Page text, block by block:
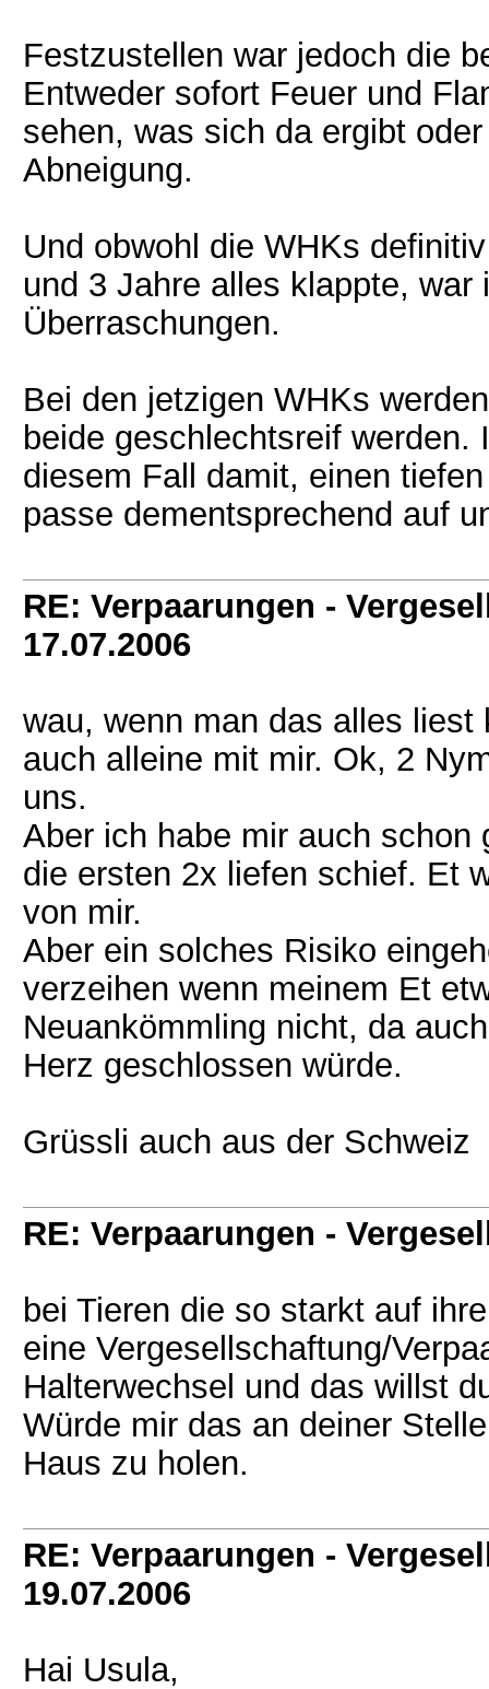
Festzustellen war jedoch die
Entweder sofort Feuer und
sehen, was sich da ergibt
Abneigung.
Und obwohl die WHKs
und 3 Jahre alles klappte,
Überraschungen.
Bei den jetzigen WHKs
beide geschlechtsreif
diesem Fall damit, einen
passe dementsprechend auf
RE: Verpaarungen -
17.07.2006
wau, wenn man das alles
auch alleine mit mir. Ok, 2
uns.
Aber ich habe mir auch
die ersten 2x liefen schief. Et
von mir.
Aber ein solches Risiko
verzeihen wenn meinem Et
Neuankömmling nicht, da
Herz geschlossen würde.
Grüssli auch aus der Schweiz
RE: Verpaarungen -
bei Tieren die so starkt auf
eine Vergesellschaftung/
Halterwechsel und das willst
Würde mir das an deiner
Haus zu holen.
RE: Verpaarungen -
19.07.2006
Hai Usula,